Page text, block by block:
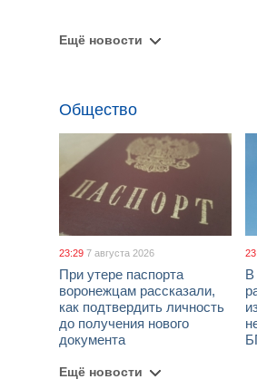
Ещё новости
Общество
23:29 7 августа 2026
При утере паспорта
воронежцам рассказали,
как подтвердить личность
до получения нового
документа
В
Ещё новости